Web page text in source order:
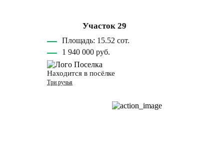
Участок 29
Площадь: 15.52 сот.
1 940 000 руб.
Находится в посёлке
Три ручья